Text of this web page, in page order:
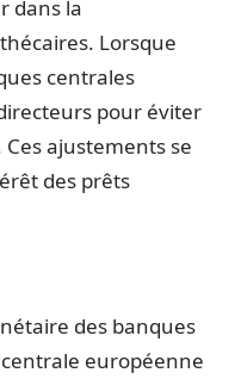
dans la
Lorsque
centrales
pour éviter
ajustements se
des prêts
des banques
européenne